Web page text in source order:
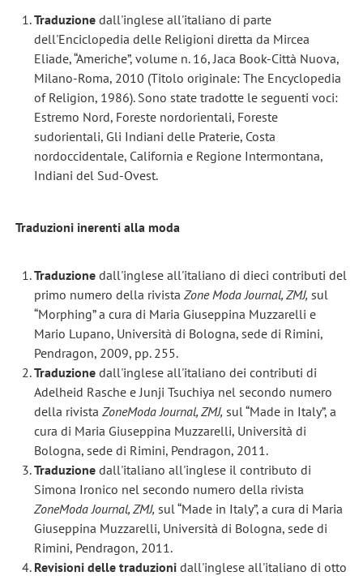
Traduzione dall'inglese all'italiano di parte
dell'Enciclopedia delle Religioni diretta da Mircea
Eliade, “Americhe”, volume n. 16, Jaca Book-Città Nuova,
Milano-Roma, 2010 (Titolo originale: The Encyclopedia
of Religion, 1986). Sono state tradotte le seguenti voci:
Estremo Nord, Foreste nordorientali, Foreste
sudorientali, Gli Indiani delle Praterie, Costa
nordoccidentale, California e Regione Intermontana,
Indiani del Sud-Ovest.
Traduzioni inerenti alla moda
Traduzionedall'inglese all'italiano di dieci contributi del
primo numero della rivistaZone Moda Journal, ZMJ, sul
“Morphing” a cura di Maria Giuseppina Muzzarelli e
Mario Lupano, Università di Bologna, sede di Rimini,
Pendragon, 2009, pp. 255.
Traduzione dall'inglese all'italiano dei contributi di
Adelheid Rasche e Junji Tsuchiya nel secondo numero
della rivistaZoneModa Journal, ZMJ, sul “Made in Italy”, a
cura di Maria Giuseppina Muzzarelli, Università di
Bologna, sede di Rimini, Pendragon, 2011.
Traduzionedall'italiano all'inglese il contributo di
Simona Ironico nel secondo numero della rivista
ZoneModa Journal, ZMJ, sul “Made in Italy”, a cura di Maria
Giuseppina Muzzarelli, Università di Bologna, sede di
Rimini, Pendragon, 2011.
Revisioni delle traduzionidall'inglese all'italiano di otto